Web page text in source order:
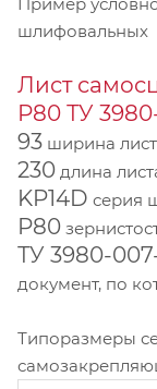
шлифовальных
Лист
Р80 ТУ
93 ширина
230 длина
KP14D серия
Р80
ТУ 3980-
документ, по
Типоразмеры